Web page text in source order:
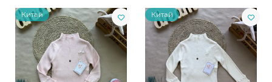
Китай Китай